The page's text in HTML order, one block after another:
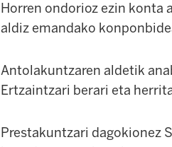
Horren ondorioz ezin konta
aldiz emandako
Antolakuntzaren aldetik
Ertzaintzari berari eta
Prestakuntzari dagokionez